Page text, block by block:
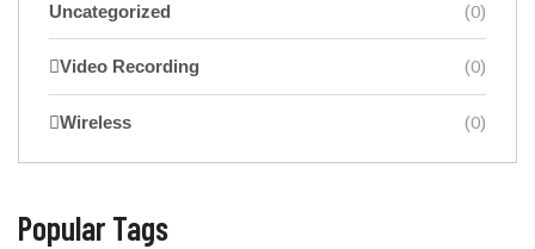
Uncategorized (0)
Video Recording (0)
Wireless (0)
Popular Tags